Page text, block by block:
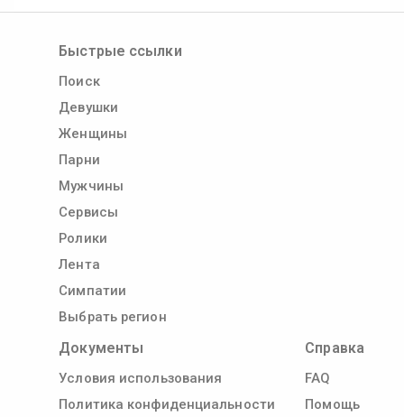
Быстрые ссылки
Поиск
Девушки
Женщины
Парни
Мужчины
Сервисы
Ролики
Лента
Симпатии
Выбрать регион
Документы
Условия использования
Политика конфиденциальности
Справка
FAQ
Помощь